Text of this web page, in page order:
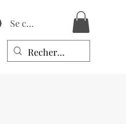
Se connecter